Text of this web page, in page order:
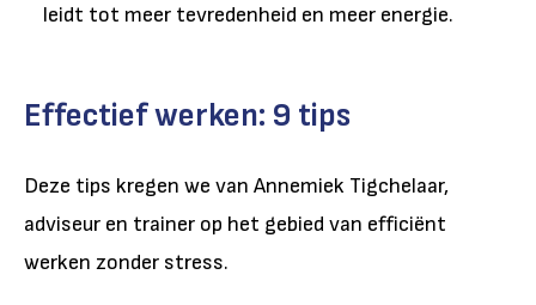
leidt tot meer tevredenheid en meer energie.
Effectief werken: 9 tips
Deze tips kregen we van Annemiek Tigchelaar,
adviseur en trainer op het gebied van efficiënt
werken zonder stress.